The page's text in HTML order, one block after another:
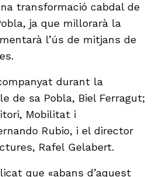
transformació cabdal de
ja que millorarà la
l’ús de mitjans de
durant la
de sa Pobla, Biel Ferragut;
Mobilitat i
Rubio, i el director
Rafel Gelabert.
que «abans d’aquest